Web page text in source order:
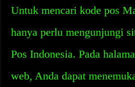
Untuk mencari kode pos
hanya perlu mengunjungi
Pos Indonesia. Pada
web, Anda dapat